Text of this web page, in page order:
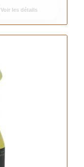
Voir les détails